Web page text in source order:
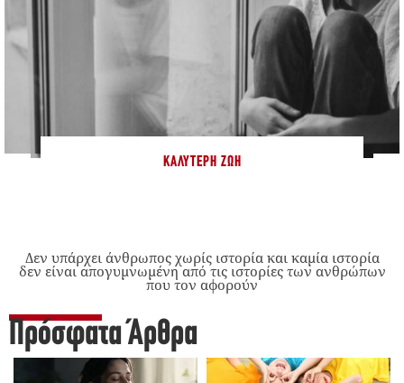
ΚΑΛΎΤΕΡΗ ΖΩΉ
Δεν υπάρχει άνθρωπος χωρίς ιστορία και καμία ιστορία
δεν είναι απογυμνωμένη από τις ιστορίες των ανθρώπων
που τον αφορούν
Πρόσφατα Άρθρα